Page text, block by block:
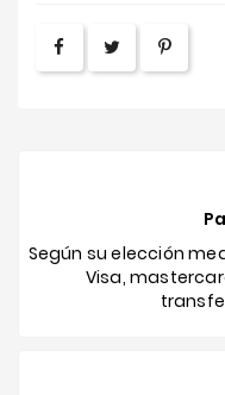
Según su elección
Visa,